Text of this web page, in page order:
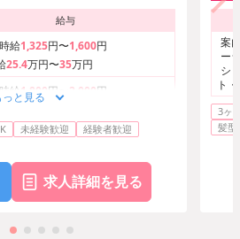
5分
┗「殿村」バス停より徒歩3分
白根」バス停より徒歩5分
給与
時給1,325円〜1,600円
25.4万円〜35万円
時給 1,800円〜 2,000円
32万円〜35万円
っと見る
未経験歓迎
経験者歓迎
求人詳細を見る
案
ー
シ
ト
ち
ジ
3ヶ
髪型